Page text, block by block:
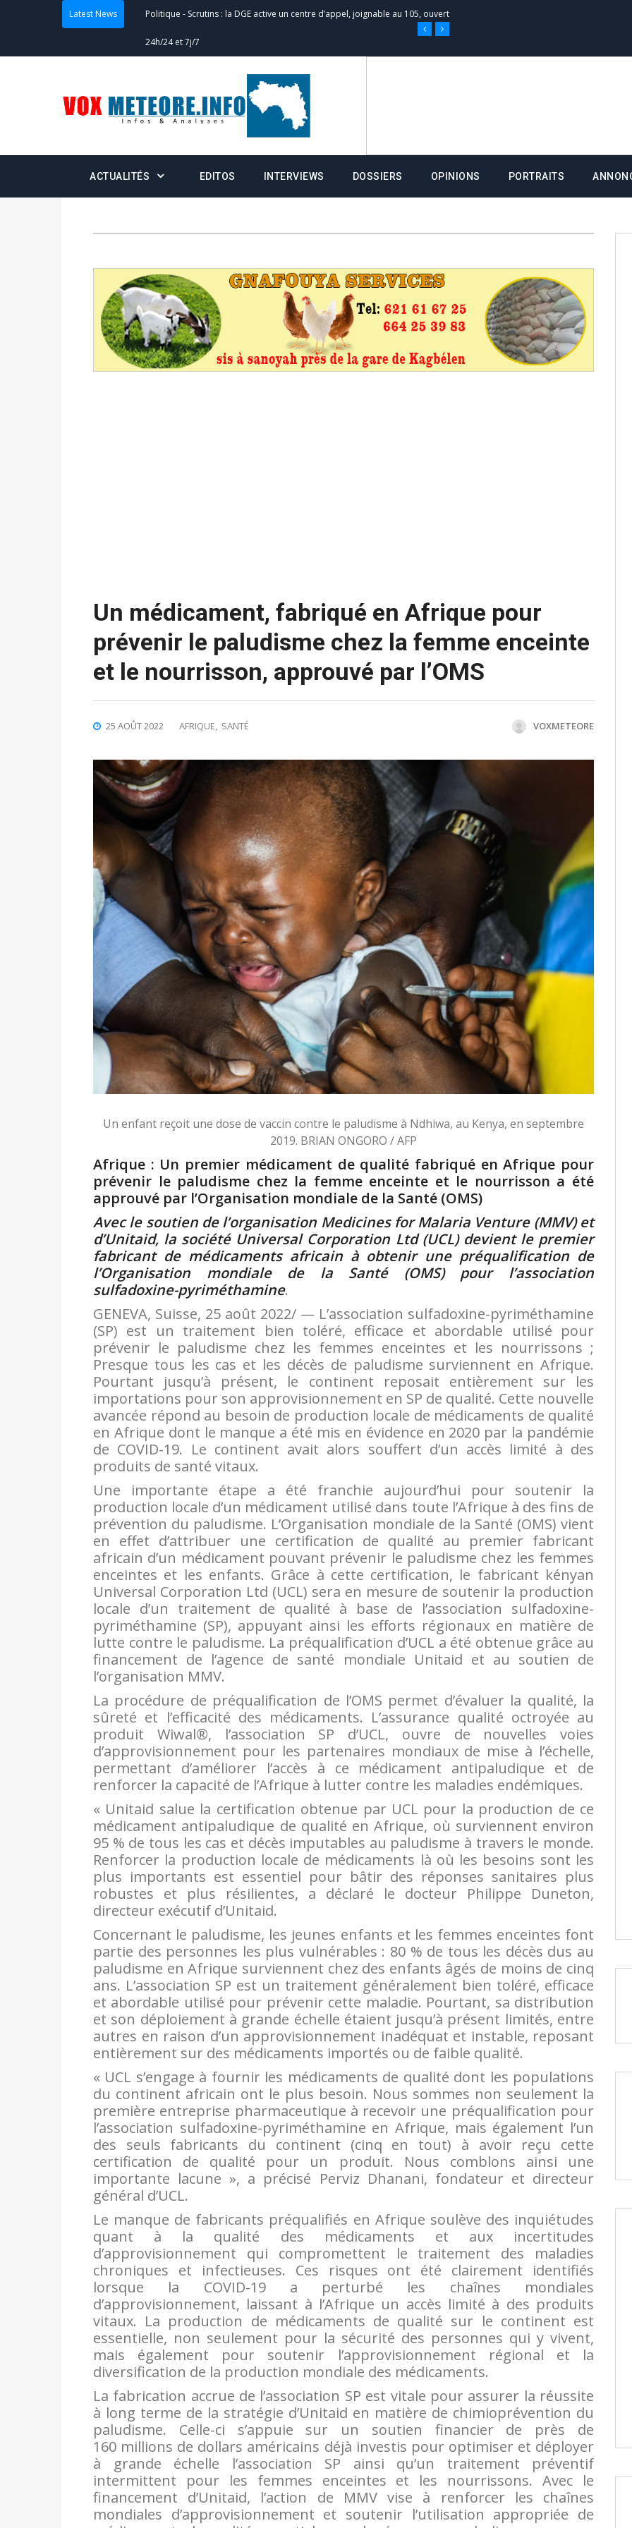
Latest News
Actualités-Double scrutin du 31 mai : fin des campagnes ce jeudi 28 mai à
Actualités Communiqué relatif à la délivrance de la fiche de procuration
Convocation des membres des Commissions Administratives de
formation
Politique-Double scrutin du 31 mai : retrait des cartes d’électeurs possible
du 16 au 31 mai 2026
Politique-Délégués de bureaux de vote : vos informations à transmettre
avant le 16 mai 2026 à 16h
ACTUALITÉS EDITOS INTERVIEWS DOSSIERS OPINIONS PORTRAITS
Un médicament, fabriqué en Afrique pour
prévenir le paludisme chez la femme enceinte
et le nourrisson, approuvé par l’OMS
25 AOÛT 2022 AFRIQUE, SANTÉ VOXMETEORE
Un enfant reçoit une dose de vaccin contre le paludisme à Ndhiwa, au Kenya, en septembre
2019. BRIAN ONGORO / AFP
Afrique : Un premier médicament de qualité fabriqué en Afrique pour
prévenir le paludisme chez la femme enceinte et le nourrisson a été
approuvé par l’Organisation mondiale de la Santé (OMS)
Avec le soutien de l’organisation Medicines for Malaria Venture (MMV) et
d’Unitaid, la société Universal Corporation Ltd (UCL) devient le premier
fabricant de médicaments africain à obtenir une préqualification de
l’Organisation mondiale de la Santé (OMS) pour l’association
sulfadoxine-pyriméthamine.
GENEVA, Suisse, 25 août 2022/ — L’association sulfadoxine-pyriméthamine
(SP) est un traitement bien toléré, efficace et abordable utilisé pour
prévenir le paludisme chez les femmes enceintes et les nourrissons ;
Presque tous les cas et les décès de paludisme surviennent en Afrique.
Pourtant jusqu’à présent, le continent reposait entièrement sur les
importations pour son approvisionnement en SP de qualité. Cette nouvelle
avancée répond au besoin de production locale de médicaments de qualité
en Afrique dont le manque a été mis en évidence en 2020 par la pandémie
de COVID-19. Le continent avait alors souffert d’un accès limité à des
produits de santé vitaux.
Une importante étape a été franchie aujourd’hui pour soutenir la
production locale d’un médicament utilisé dans toute l’Afrique à des fins de
prévention du paludisme. L’Organisation mondiale de la Santé (OMS) vient
en effet d’attribuer une certification de qualité au premier fabricant
africain d’un médicament pouvant prévenir le paludisme chez les femmes
enceintes et les enfants. Grâce à cette certification, le fabricant kényan
Universal Corporation Ltd (UCL) sera en mesure de soutenir la production
locale d’un traitement de qualité à base de l’association sulfadoxine-
pyriméthamine (SP), appuyant ainsi les efforts régionaux en matière de
lutte contre le paludisme. La préqualification d’UCL a été obtenue grâce au
financement de l’agence de santé mondiale Unitaid et au soutien de
l’organisation MMV.
La procédure de préqualification de l’OMS permet d’évaluer la qualité, la
sûreté et l’efficacité des médicaments. L’assurance qualité octroyée au
produit Wiwal®, l’association SP d’UCL, ouvre de nouvelles voies
d’approvisionnement pour les partenaires mondiaux de mise à l’échelle,
permettant d’améliorer l’accès à ce médicament antipaludique et de
renforcer la capacité de l’Afrique à lutter contre les maladies endémiques.
« Unitaid salue la certification obtenue par UCL pour la production de ce
médicament antipaludique de qualité en Afrique, où surviennent environ
95 % de tous les cas et décès imputables au paludisme à travers le monde.
Renforcer la production locale de médicaments là où les besoins sont les
plus importants est essentiel pour bâtir des réponses sanitaires plus
robustes et plus résilientes, a déclaré le docteur Philippe Duneton,
directeur exécutif d’Unitaid.
Concernant le paludisme, les jeunes enfants et les femmes enceintes font
partie des personnes les plus vulnérables : 80 % de tous les décès dus au
paludisme en Afrique surviennent chez des enfants âgés de moins de cinq
ans. L’association SP est un traitement généralement bien toléré, efficace
et abordable utilisé pour prévenir cette maladie. Pourtant, sa distribution
et son déploiement à grande échelle étaient jusqu’à présent limités, entre
autres en raison d’un approvisionnement inadéquat et instable, reposant
entièrement sur des médicaments importés ou de faible qualité.
« UCL s’engage à fournir les médicaments de qualité dont les populations
du continent africain ont le plus besoin. Nous sommes non seulement la
première entreprise pharmaceutique à recevoir une préqualification pour
l’association sulfadoxine-pyriméthamine en Afrique, mais également l’un
des seuls fabricants du continent (cinq en tout) à avoir reçu cette
certification de qualité pour un produit. Nous comblons ainsi une
importante lacune », a précisé Perviz Dhanani, fondateur et directeur
général d’UCL.
Le manque de fabricants préqualifiés en Afrique soulève des inquiétudes
quant à la qualité des médicaments et aux incertitudes
d’approvisionnement qui compromettent le traitement des maladies
chroniques et infectieuses. Ces risques ont été clairement identifiés
lorsque la COVID-19 a perturbé les chaînes mondiales
d’approvisionnement, laissant à l’Afrique un accès limité à des produits
vitaux. La production de médicaments de qualité sur le continent est
essentielle, non seulement pour la sécurité des personnes qui y vivent,
mais également pour soutenir l’approvisionnement régional et la
diversification de la production mondiale des médicaments.
La fabrication accrue de l’association SP est vitale pour assurer la réussite
à long terme de la stratégie d’Unitaid en matière de chimioprévention du
paludisme. Celle-ci s’appuie sur un soutien financier de près de
160 millions de dollars américains déjà investis pour optimiser et déployer
à grande échelle l’association SP ainsi qu’un traitement préventif
intermittent pour les femmes enceintes et les nourrissons. Avec le
financement d’Unitaid, l’action de MMV vise à renforcer les chaînes
mondiales d’approvisionnement et soutenir l’utilisation appropriée de